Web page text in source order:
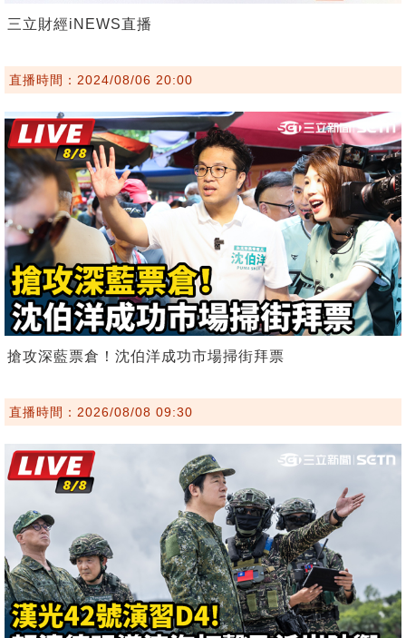
三立財經iNEWS直播
直播時間：2024/08/06 20:00
搶攻深藍票倉！沈伯洋成功市場掃街拜票
直播時間：2026/08/08 09:30